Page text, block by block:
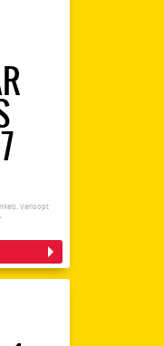
Verloopt